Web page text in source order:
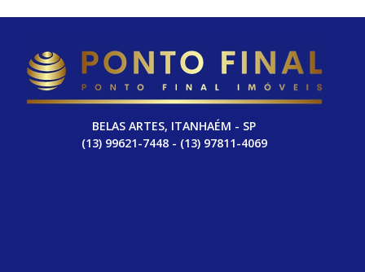
BELAS ARTES, ITANHAÉM - SP
(13) 99621-7448 - (13) 97811-4069